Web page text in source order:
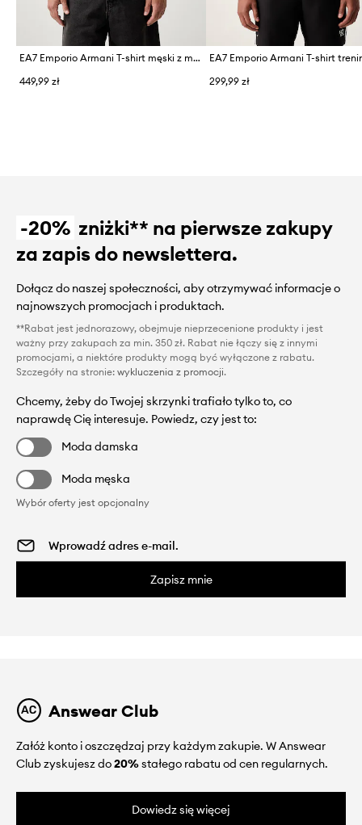
EA7 Emporio Armani T-shirt męski z modalem
449,99 zł
299,99 zł
-20% zniżki** na pierwsze zakupy
za zapis do newslettera.
Dołącz do naszej społeczności, aby otrzymywać informacje o
najnowszych promocjach i produktach.
**Rabat jest jednorazowy, obejmuje nieprzecenione produkty i jest
ważny przy zakupach za min. 350 zł. Rabat nie łączy się z innymi
promocjami, a niektóre produkty mogą być wyłączone z rabatu.
Szczegóły na stronie: wykluczenia z promocji.
Chcemy, żeby do Twojej skrzynki trafiało tylko to, co
naprawdę Cię interesuje. Powiedz, czy jest to:
Moda damska
Moda męska
Wybór oferty jest opcjonalny
Zapisz mnie
Answear Club
Załóż konto i oszczędzaj przy każdym zakupie. W Answear
Club zyskujesz do20%stałego rabatu od cen regularnych.
Dowiedz się więcej